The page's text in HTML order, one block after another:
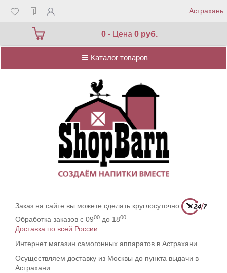
Астрахань
0 - Цена0 руб.
Каталог товаров
Каталог товаров
Заказ на сайте вы можете сделать круглосуточно
Обработка заказов с 0900 до 1800
Доставка по всей России
Интернет магазин самогонных аппаратов в Астрахани
Осуществляем доставку из Москвы до пункта выдачи в
Астрахани